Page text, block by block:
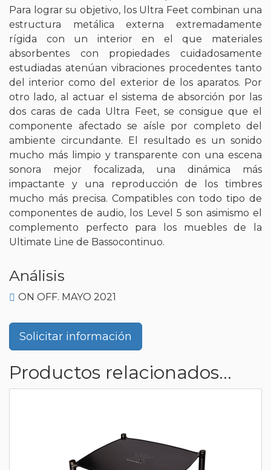
Para lograr su objetivo, los Ultra Feet combinan una
estructura metálica externa extremadamente
rígida con un interior en el que materiales
absorbentes con propiedades cuidadosamente
estudiadas atenúan vibraciones procedentes tanto
del interior como del exterior de los aparatos. Por
otro lado, al actuar el sistema de absorción por las
dos caras de cada Ultra Feet, se consigue que el
componente afectado se aísle por completo del
ambiente circundante. El resultado es un sonido
mucho más limpio y transparente con una escena
sonora mejor focalizada, una dinámica más
impactante y una reproducción de los timbres
mucho más precisa. Compatibles con todo tipo de
componentes de audio, los Level 5 son asimismo el
complemento perfecto para los muebles de la
Ultimate Line de Bassocontinuo.
Análisis
ON OFF. MAYO 2021
Solicitar información
Productos relacionados...